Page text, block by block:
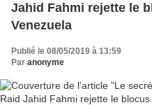
Jahid Fahmi rejette le
Venezuela
Publié le 08/05/2019 à 13:59
Par anonyme